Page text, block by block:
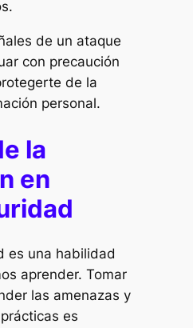
de un ataque
con precaución
de la
personal.
la
en
es una habilidad
aprender. Tomar
las amenazas y
es